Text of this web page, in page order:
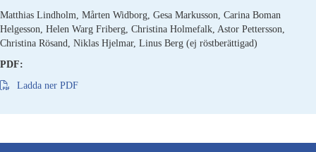
Matthias Lindholm, Mårten Widborg, Gesa Markusson, Carina Boman
Helgesson, Helen Warg Friberg, Christina Holmefalk, Astor Pettersson,
Christina Rösand, Niklas Hjelmar, Linus Berg (ej röstberättigad)
PDF:
Ladda ner PDF